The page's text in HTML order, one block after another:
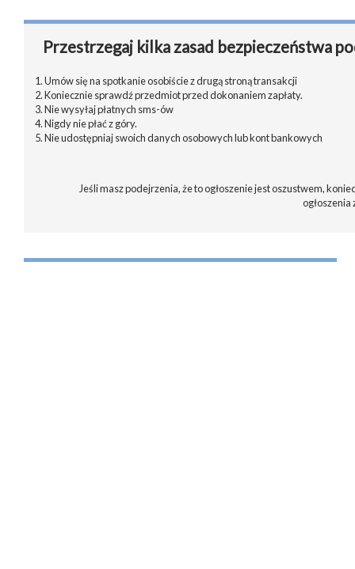
Przestrzegaj kilka zasad bezpieczeństwa
1. Umów się na spotkanie osobiście z drugą stroną transakcji
2. Koniecznie sprawdź przedmiot przed dokonaniem zapłaty.
3. Nie wysyłaj płatnych sms-ów
4. Nigdy nie płać z góry.
5. Nie udostępniaj swoich danych osobowych lub kont bankowych
Jeśli masz podejrzenia, że to ogłoszenie jest oszustwem,